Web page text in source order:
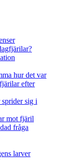
hur det var
efter
sig i
mot fjäril
fråga
larver